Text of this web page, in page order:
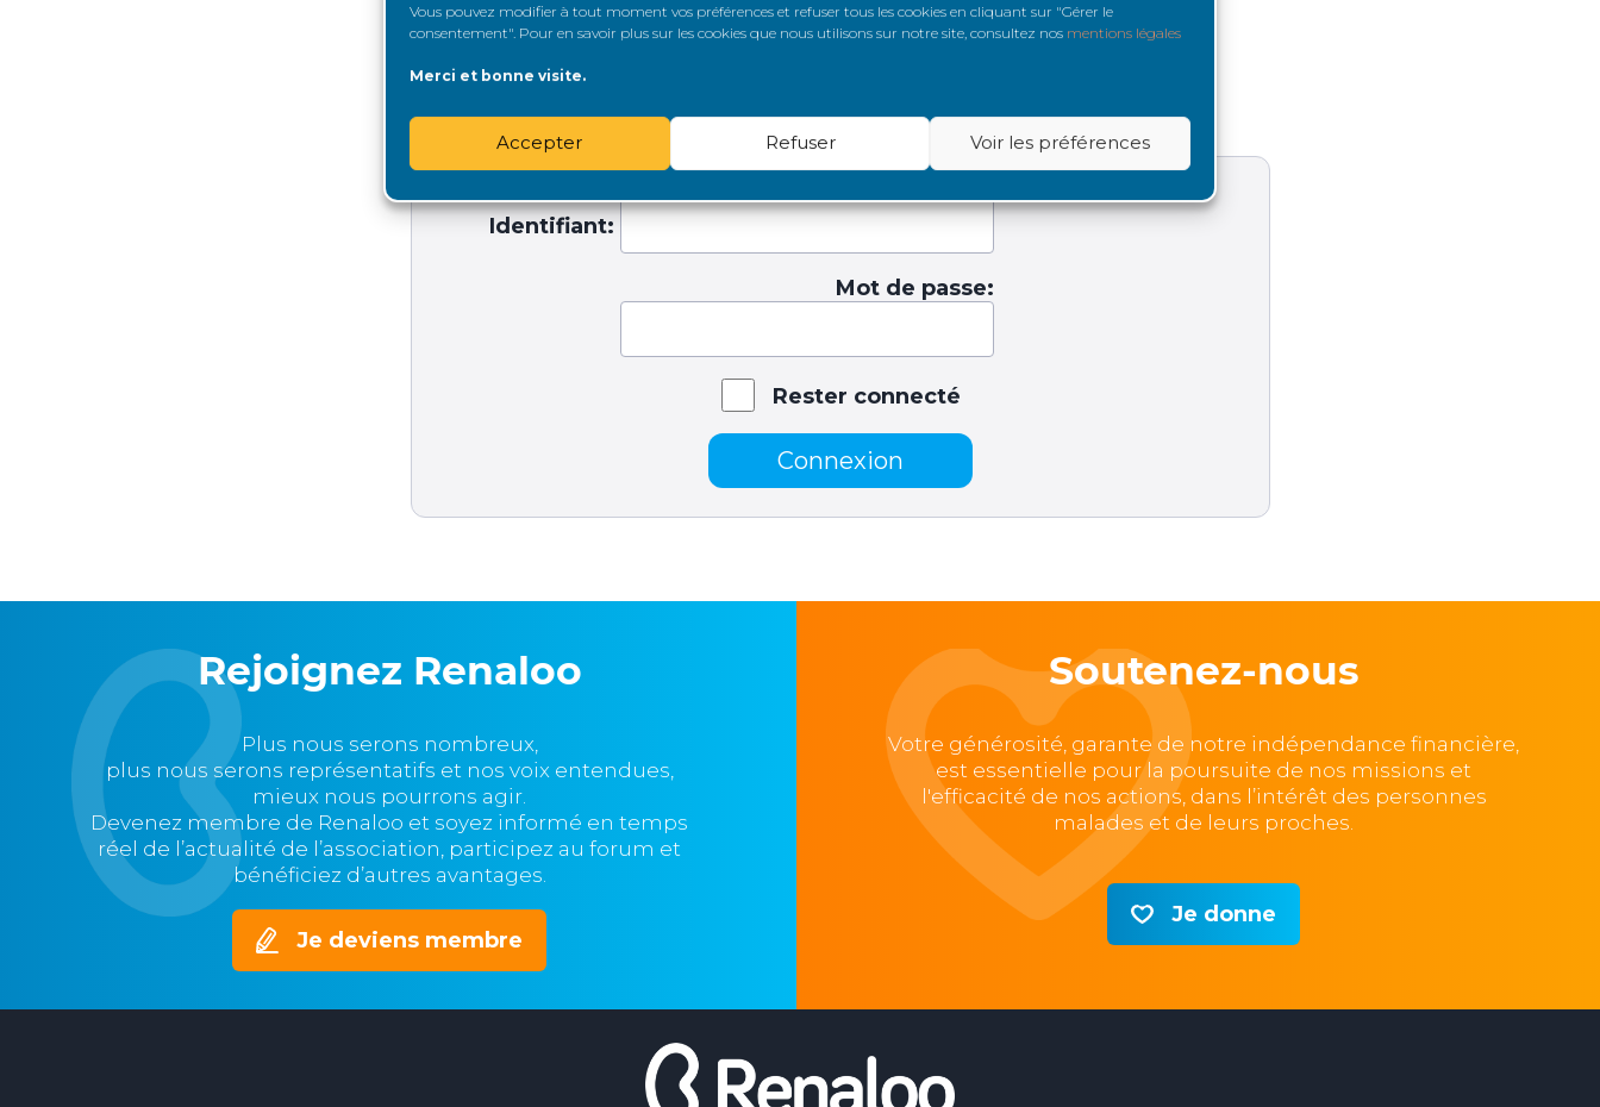
Vous pouvez modifier à tout moment vos préférences et refuser tous les cookies en cliquant sur "Gérer le
consentement". Pour en savoir plus sur les cookies que nous utilisons sur notre site, consultez nos mentions légales
Merci et bonne visite.
Accepter Refuser Voir les préférences
RECONNAISSANCE DU HANDICAP SOCIAL
STATUT DE PERSONNE HANDICAPÉE
FORUMS
Identifiant:
Mot de passe:
Rester connecté
Connexion
Rejoignez Renaloo
Plus nous serons nombreux,
plus nous serons représentatifs et nos voix entendues,
mieux nous pourrons agir.
Devenez membre de Renaloo et soyez informé en temps
réel de l’actualité de l’association, participez au forum et
bénéficiez d’autres avantages.
Je deviens membre
Soutenez-nous
Votre générosité, garante de notre indépendance financière,
est essentielle pour la poursuite de nos missions et
l'efficacité de nos actions, dans l’intérêt des personnes
malades et de leurs proches.
Je donne